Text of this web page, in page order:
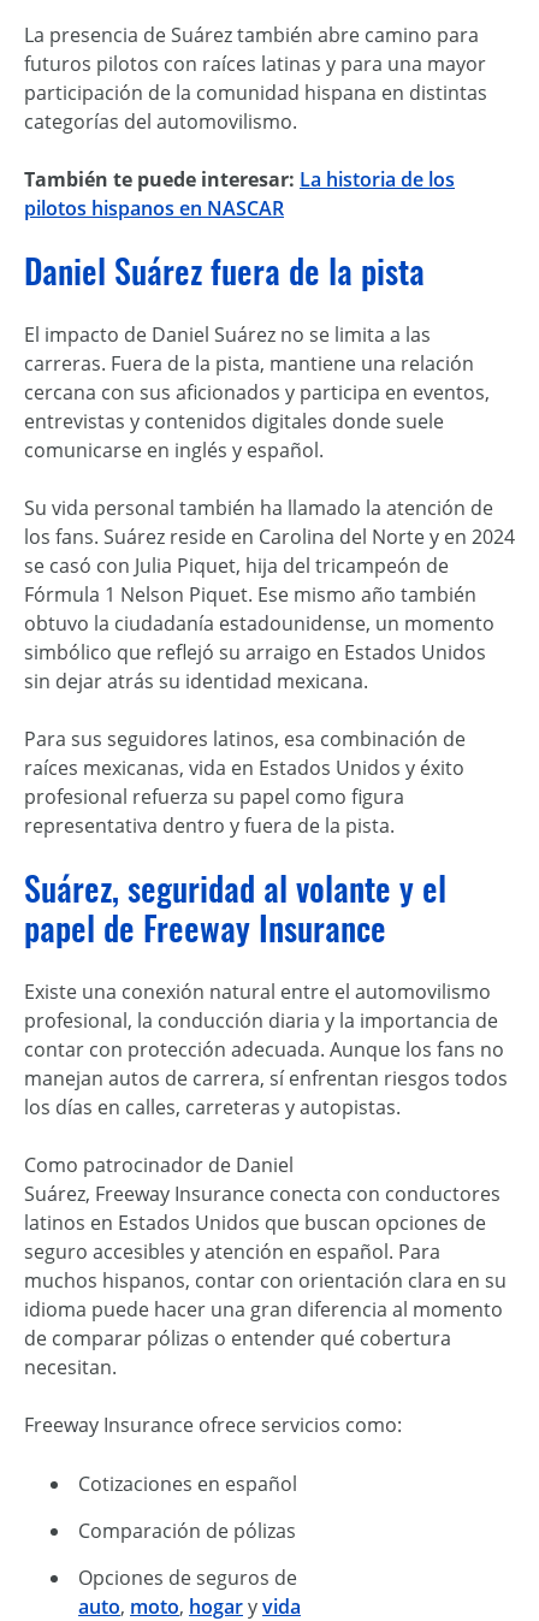
La presencia de Suárez también abre camino para
futuros pilotos con raíces latinas y para una mayor
participación de la comunidad hispana en distintas
categorías del automovilismo.
También te puede interesar: La historia de los
pilotos hispanos en NASCAR
Daniel Suárez fuera de la pista
El impacto de Daniel Suárez no se limita a las
carreras. Fuera de la pista, mantiene una relación
cercana con sus aficionados y participa en eventos,
entrevistas y contenidos digitales donde suele
comunicarse en inglés y español.
Su vida personal también ha llamado la atención de
los fans. Suárez reside en Carolina del Norte y en 2024
se casó con Julia Piquet, hija del tricampeón de
Fórmula 1 Nelson Piquet. Ese mismo año también
obtuvo la ciudadanía estadounidense, un momento
simbólico que reflejó su arraigo en Estados Unidos
sin dejar atrás su identidad mexicana.
Para sus seguidores latinos, esa combinación de
raíces mexicanas, vida en Estados Unidos y éxito
profesional refuerza su papel como figura
representativa dentro y fuera de la pista.
Suárez, seguridad al volante y el
papel de Freeway Insurance
Existe una conexión natural entre el automovilismo
profesional, la conducción diaria y la importancia de
contar con protección adecuada. Aunque los fans no
manejan autos de carrera, sí enfrentan riesgos todos
los días en calles, carreteras y autopistas.
Como patrocinador de Daniel
Suárez, Freeway Insurance conecta con conductores
latinos en Estados Unidos que buscan opciones de
seguro accesibles y atención en español. Para
muchos hispanos, contar con orientación clara en su
idioma puede hacer una gran diferencia al momento
de comparar pólizas o entender qué cobertura
necesitan.
Freeway Insurance ofrece servicios como:
Cotizaciones en español
Comparación de pólizas
Opciones de seguros de
auto, moto, hogaryvida